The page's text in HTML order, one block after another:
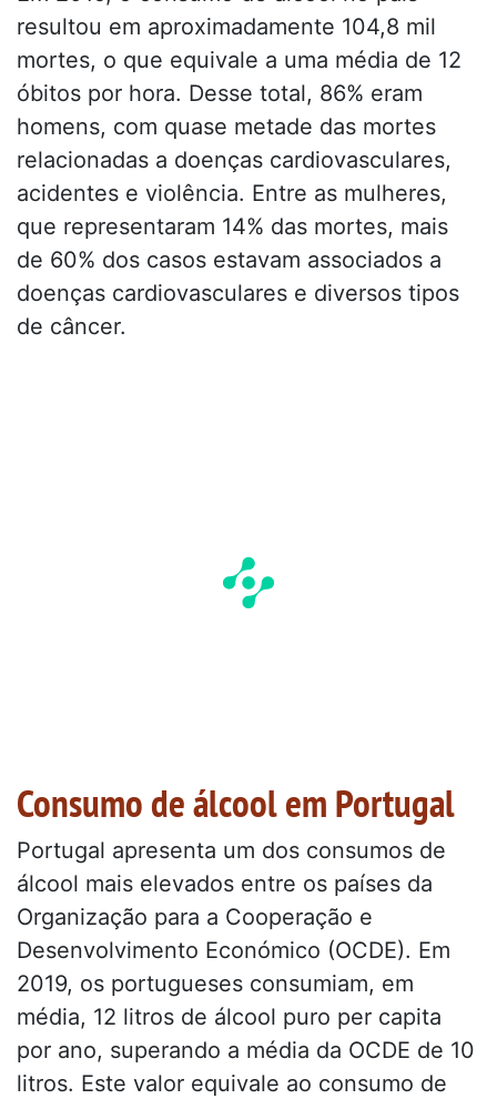
resultou em aproximadamente 104,8 mil
mortes, o que equivale a uma média de 12
óbitos por hora. Desse total, 86% eram
homens, com quase metade das mortes
relacionadas a doenças cardiovasculares,
acidentes e violência. Entre as mulheres,
que representaram 14% das mortes, mais
de 60% dos casos estavam associados a
doenças cardiovasculares e diversos tipos
de câncer.
Consumo de álcool em Portugal
Portugal apresenta um dos consumos de
álcool mais elevados entre os países da
Organização para a Cooperação e
Desenvolvimento Económico (OCDE). Em
2019, os portugueses consumiam, em
média, 12 litros de álcool puro per capita
por ano, superando a média da OCDE de 10
litros. Este valor equivale ao consumo de